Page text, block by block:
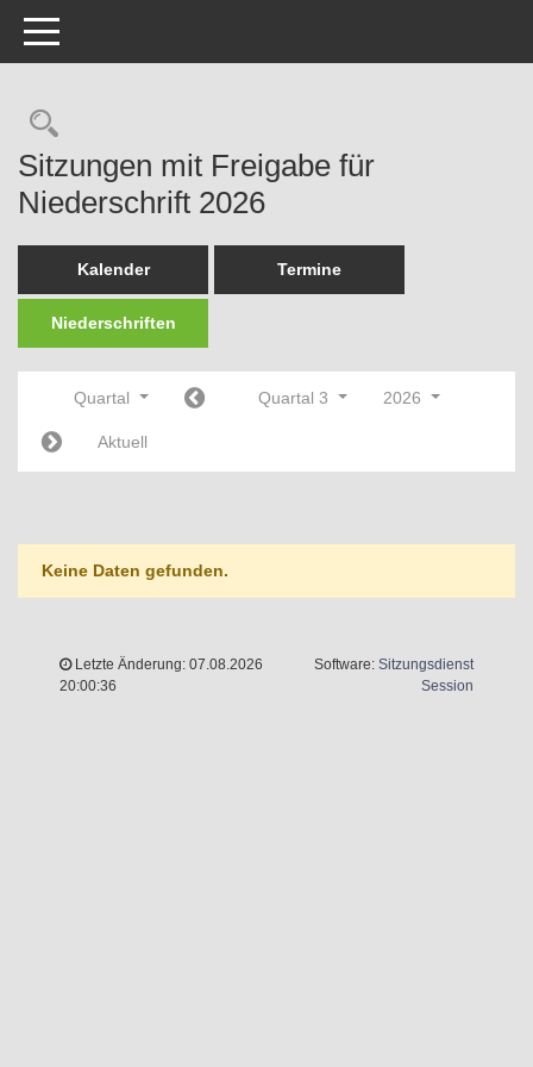
Toggle navigation
Rechercheauswahl
Sitzungen mit Freigabe für
Niederschrift 2026
Kalender Termine
Niederschriften
Quartal Quartal 3 2026
Aktuell
Keine Daten gefunden.
Letzte Änderung: 07.08.2026
20:00:36
Software: Sitzungsdienst
Session